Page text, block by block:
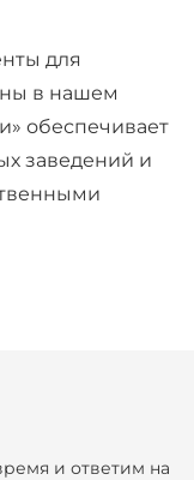
для
в нашем
обеспечивает
заведений и
и ответим на